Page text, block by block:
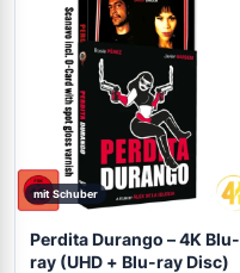
mit Schuber
Perdita Durango – 4K Blu-
ray (UHD + Blu-ray Disc)